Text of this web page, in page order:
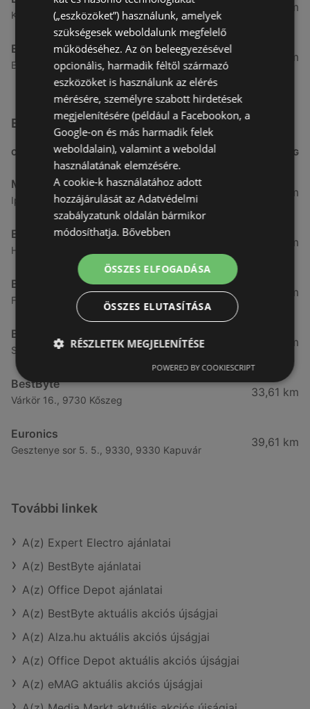
Kecskemét, Kurucz körút 8., 1214 Kecskemét
192,68 km
Expert Electro
Békéscsaba, Gyóni Géza u. 11., 1084 Békéscsaba
192,7 km
Egyéb Elektronikai üzletek üzletek a közelben
CÍM TÁVOLSÁG
Media Markt
Ipar körút 30. Sopron, 9400 Sopron
7,18 km
Euronics
Határdomb u 2. ( alphapark ), 9400 Sopron
7,25 km
BestByte
Fő utca 2., 9431 Fertőd
27,01 km
BestByte
Soproni u. 48., 9444 Fertőszentmiklós
28,39 km
BestByte
Várkör 16., 9730 Kőszeg
33,61 km
Euronics
Gesztenye sor 5. 5., 9330, 9330 Kapuvár
39,61 km
További linkek
A(z) Expert Electro ajánlatai
A(z) BestByte ajánlatai
A(z) Office Depot ajánlatai
A(z) BestByte aktuális akciós újságjai
A(z) Alza.hu aktuális akciós újságjai
A(z) Office Depot aktuális akciós újságjai
A(z) eMAG aktuális akciós újságjai
(„eszközöket”) használunk, amelyek
szükségesek weboldalunk megfelelő
működéséhez. Az ön beleegyezésével
opcionális, harmadik féltől származó
eszközöket is használunk az elérés
mérésére, személyre szabott hirdetések
megjelenítésére (például a Facebookon, a
Google-on és más harmadik felek
weboldalain), valamint a weboldal
használatának elemzésére.
A cookie-k használatához adott
hozzájárulását az Adatvédelmi
szabályzatunk oldalán bármikor
módosíthatja. Bővebben
ÖSSZES ELFOGADÁSA
ÖSSZES ELUTASÍTÁSA
RÉSZLETEK MEGJELENÍTÉSE
POWERED BY COOKIESCRIPT